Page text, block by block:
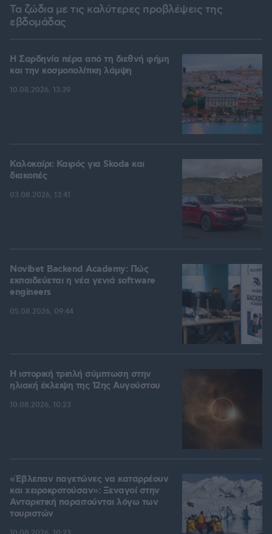
Τα ζώδια με τις καλύτερες προβλέψεις της
εβδομάδας
Η Σαρδηνία πέρα από τη διεθνή φήμη
και την κοσμοπολίτικη λάμψη
10.08.2026, 13:39
Καλοκαίρι: Καιρός για Skoda και
διακοπές
03.08.2026, 13:41
Novibet Backend Academy: Πώς
εκπαιδεύεται η νέα γενιά software
engineers
05.08.2026, 09:44
Η ιστορική τριπλή σύμπτωση στην
ηλιακή έκλειψη της 12ης Αυγούστου
10.08.2026, 10:23
«Έβλεπαν παγετώνες να καταρρέουν
και χειροκροτούσαν»: Ξεναγοί στην
Ανταρκτική παραιτούνται λόγω των
τουριστών